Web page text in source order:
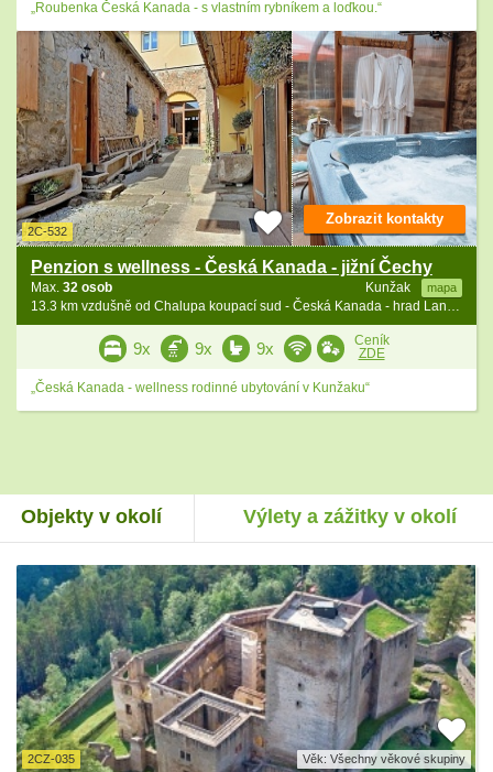
„Roubenka Česká Kanada - s vlastním rybníkem a loďkou.“
2C-532
Penzion s wellness - Česká Kanada - jižní Čechy
Kunžak mapa
Max. 32 osob
13.3 km vzdušně od Chalupa koupací sud - Česká Kanada - hrad Landštejn
Zobrazit kontakty
9x 9x 9x
Ceník
ZDE
„Česká Kanada - wellness rodinné ubytování v Kunžaku“
Objekty v okolí Výlety a zážitky v okolí
2CZ-035 Věk: Všechny věkové skupiny